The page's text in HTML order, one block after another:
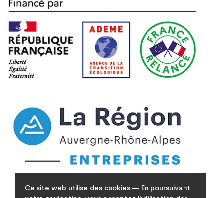
Ce site web utilise des cookies — En poursuivant